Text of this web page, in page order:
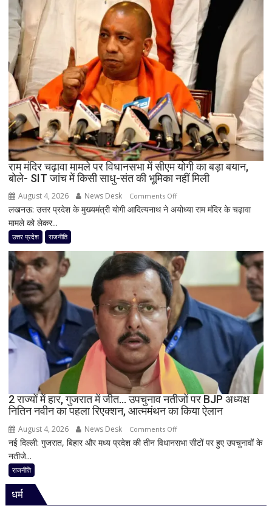
कांग्रेस
का
बड़ा
दांव,
यूपी
में
पूरी
सहप्रभारी
टीम
बदली,
नई
जिम्मेदारियां
घोषित
राम मंदिर चढ़ावा मामले पर विधानसभा में सीएम योगी का बड़ा बयान,
बोले- SIT जांच में किसी साधु-संत की भूमिका नहीं मिली
August 4, 2026 News Desk Comments Offon
राम
मामले
पर
विधानसभा
सीएम
योगी
का
बड़ा
बयान,
बोले-
SIT
जांच
में
मिली
लखनऊ: उत्तर प्रदेश के मुख्यमंत्री योगी आदित्यनाथ ने अयोध्या राम मंदिर के चढ़ावा
मामले को लेकर...
उत्तर प्रदेश राजनीति
2 राज्यों में हार, गुजरात में जीत… उपचुनाव नतीजों पर BJP अध्यक्ष
नितिन नवीन का पहला रिएक्शन, आत्ममंथन का किया ऐलान
August 4, 2026 News Desk Comments Offon
2
में
नई दिल्ली: गुजरात, बिहार और मध्य प्रदेश की तीन विधानसभा सीटों पर हुए उपचुनावों के
नतीजे...
राजनीति
धर्म